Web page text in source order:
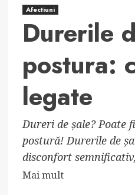
Afectiuni
Durerile
postura:
legate
Dureri de șale? Poate
postură! Durerile de
disconfort
Mai multRead